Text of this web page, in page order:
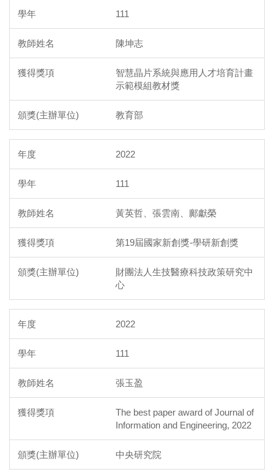
111
陳坤志
智慧晶片系統與應用人才培育計畫
示範模組教材獎
教育部
2022
111
黃英哲、張雲南、鄺獻榮
第19屆國家新創獎-學研新創獎
財團法人生技醫療科技政策研究中
心
2022
111
張玉盈
The best paper award of Journal of
Information and Engineering, 2022
中央研究院